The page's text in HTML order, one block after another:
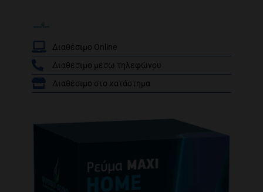
/
Διαθέσιμο Online
Διαθέσιμο μέσω τηλεφώνου
Διαθέσιμο στο κατάστημα